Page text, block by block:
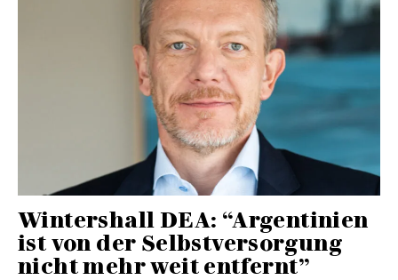
Wintershall DEA: “Argentinien
ist von der Selbstversorgung
nicht mehr weit entfernt”